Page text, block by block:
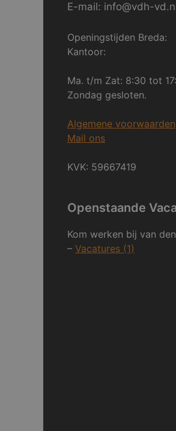
E-mail: info@vdh-
Openingstijden Breda:
Kantoor:
Ma. t/m Zat: 8:30 tot
Zondag gesloten.
Algemene voorwaarden
Mail ons
KVK: 59667419
Openstaande
Kom werken bij van
– Vacatures (1)